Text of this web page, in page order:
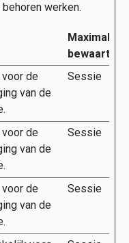
werken.
Maximale
de
van de
Sessie
de
van de
Sessie
de
van de
Sessie